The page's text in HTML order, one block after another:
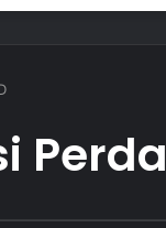
Perda